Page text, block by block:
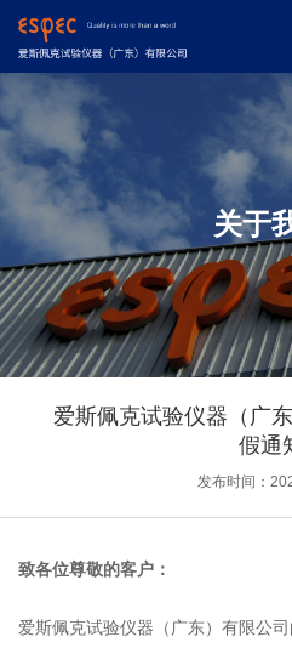
关于
爱斯佩克试验仪器（广
假通
发布时间：
致各位尊敬的客户：
爱斯佩克试验仪器（广东）有限公